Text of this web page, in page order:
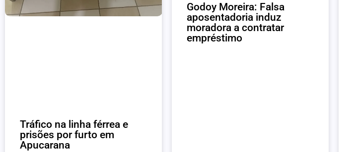
Tráfico na linha férrea e
prisões por furto em
Apucarana
Godoy Moreira: Falsa
aposentadoria induz
moradora a contratar
empréstimo